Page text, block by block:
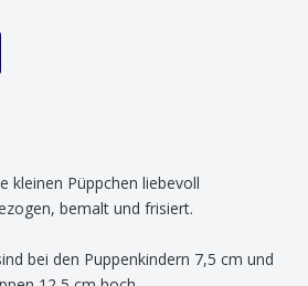
kleinen Püppchen liebevoll
bemalt und frisiert.
bei den Puppenkindern 7,5 cm und